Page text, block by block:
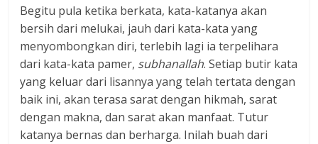
Begitu pula ketika berkata, kata-katanya akan
bersih dari melukai, jauh dari kata-kata yang
menyombongkan diri, terlebih lagi ia terpelihara
dari kata-kata pamer, subhanallah. Setiap butir kata
yang keluar dari lisannya yang telah tertata dengan
baik ini, akan terasa sarat dengan hikmah, sarat
dengan makna, dan sarat akan manfaat. Tutur
katanya bernas dan berharga. Inilah buah dari